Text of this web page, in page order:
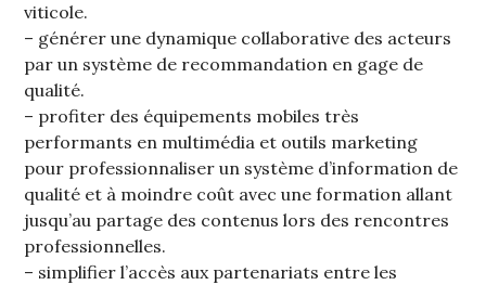
viticole.
– générer une dynamique collaborative des acteurs
par un système de recommandation en gage de
qualité.
– profiter des équipements mobiles très
performants en multimédia et outils marketing
pour professionnaliser un système d’information de
qualité et à moindre coût avec une formation allant
jusqu’au partage des contenus lors des rencontres
professionnelles.
– simplifier l’accès aux partenariats entre les